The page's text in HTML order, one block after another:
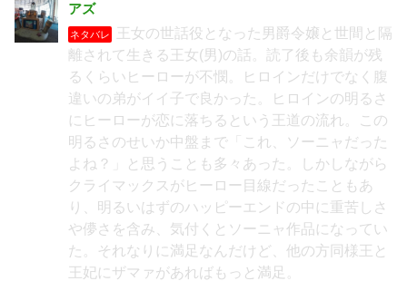
アズ
ネタバレ
王女の世話役となった男爵令嬢と世間と隔
離されて生きる王女(男)の話。読了後も余韻が残
るくらいヒーローが不憫。ヒロインだけでなく腹
違いの弟がイイ子で良かった。ヒロインの明るさ
にヒーローが恋に落ちるという王道の流れ。この
明るさのせいか中盤まで「これ、ソーニャだった
よね？」と思うことも多々あった。しかしながら
クライマックスがヒーロー目線だったこともあ
り、明るいはずのハッピーエンドの中に重苦しさ
や儚さを含み、気付くとソーニャ作品になってい
た。それなりに満足なんだけど、他の方同様王と
王妃にザマァがあればもっと満足。